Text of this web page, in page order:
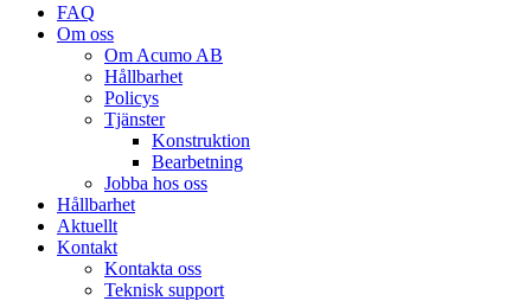
FAQ
Om oss
Om Acumo AB
Hållbarhet
Policys
Tjänster
Konstruktion
Bearbetning
Jobba hos oss
Hållbarhet
Aktuellt
Kontakt
Kontakta oss
Teknisk support